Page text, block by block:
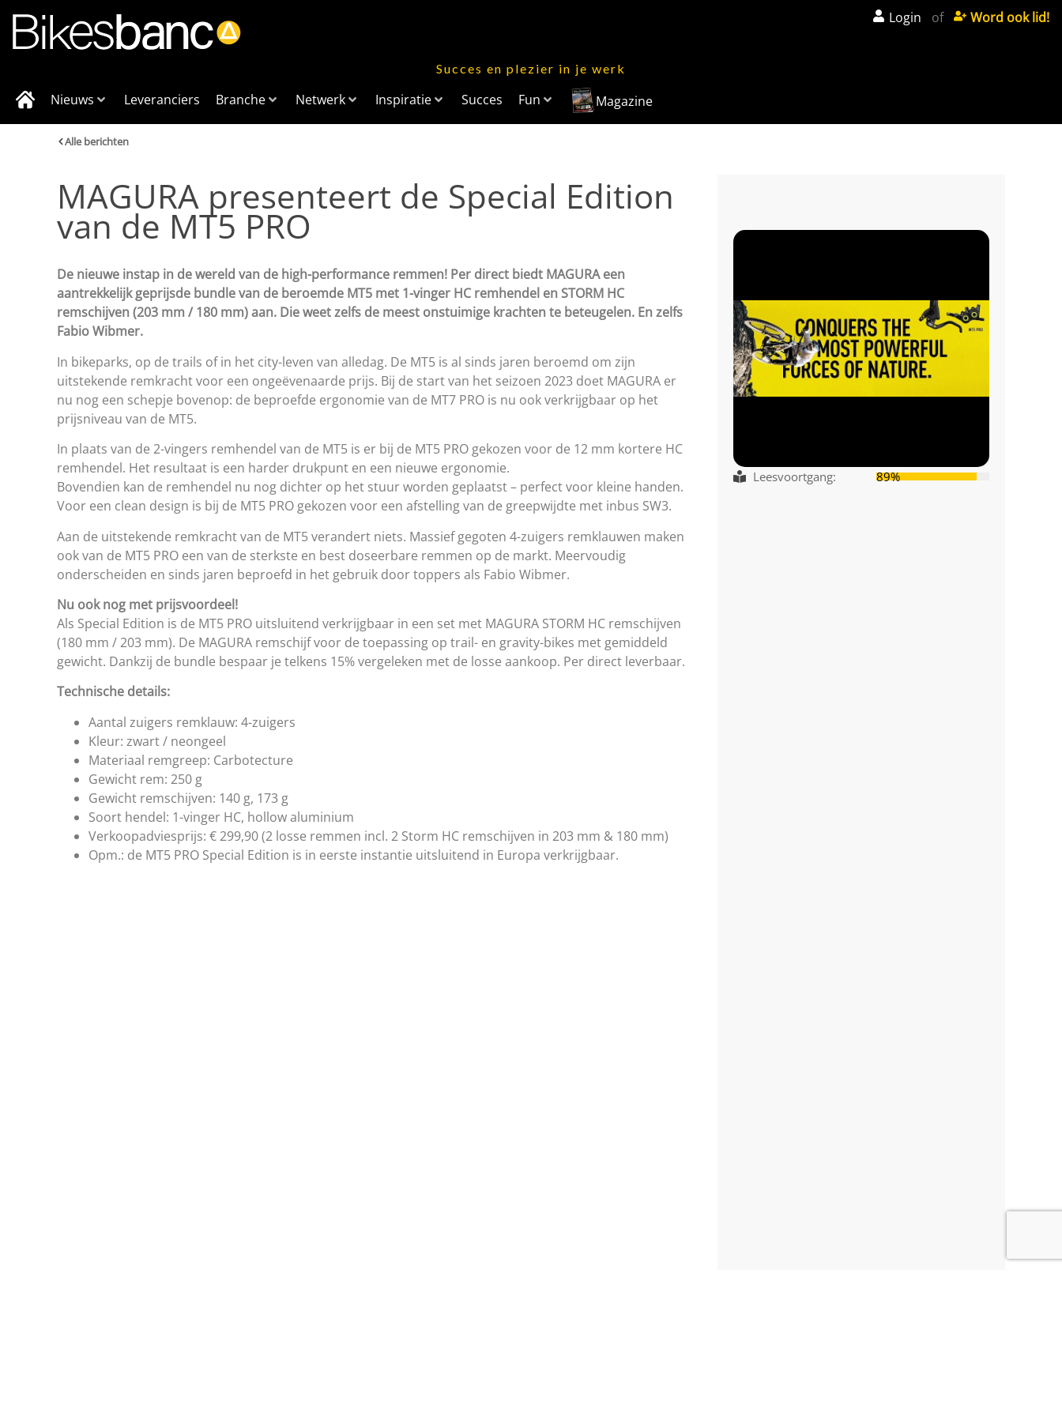
Login of Word ook lid!
Succes en plezier in je werk
Nieuws Leveranciers Branche Netwerk Inspiratie Succes Fun Magazine
Alle berichten
MAGURA presenteert de Special Edition
van de MT5 PRO
De nieuwe instap in de wereld van de high-performance remmen! Per direct biedt MAGURA een
aantrekkelijk geprijsde bundle van de beroemde MT5 met 1-vinger HC remhendel en STORM HC
remschijven (203 mm / 180 mm) aan. Die weet zelfs de meest onstuimige krachten te beteugelen. En zelfs
Fabio Wibmer.
In bikeparks, op de trails of in het city-leven van alledag. De MT5 is al sinds jaren beroemd om zijn
uitstekende remkracht voor een ongeëvenaarde prijs. Bij de start van het seizoen 2023 doet MAGURA er
nu nog een schepje bovenop: de beproefde ergonomie van de MT7 PRO is nu ook verkrijgbaar op het
prijsniveau van de MT5.
In plaats van de 2-vingers remhendel van de MT5 is er bij de MT5 PRO gekozen voor de 12 mm kortere HC
remhendel. Het resultaat is een harder drukpunt en een nieuwe ergonomie.
Bovendien kan de remhendel nu nog dichter op het stuur worden geplaatst – perfect voor kleine handen.
Voor een clean design is bij de MT5 PRO gekozen voor een afstelling van de greepwijdte met inbus SW3.
Aan de uitstekende remkracht van de MT5 verandert niets. Massief gegoten 4-zuigers remklauwen maken
ook van de MT5 PRO een van de sterkste en best doseerbare remmen op de markt. Meervoudig
onderscheiden en sinds jaren beproefd in het gebruik door toppers als Fabio Wibmer.
Nu ook nog met prijsvoordeel!
Als Special Edition is de MT5 PRO uitsluitend verkrijgbaar in een set met MAGURA STORM HC remschijven
(180 mm / 203 mm). De MAGURA remschijf voor de toepassing op trail- en gravity-bikes met gemiddeld
gewicht. Dankzij de bundle bespaar je telkens 15% vergeleken met de losse aankoop. Per direct leverbaar.
Technische details:
Aantal zuigers remklauw: 4-zuigers
Kleur: zwart / neongeel
Materiaal remgreep: Carbotecture
Gewicht rem: 250 g
Gewicht remschijven: 140 g, 173 g
Soort hendel: 1-vinger HC, hollow aluminium
Verkoopadviesprijs: € 299,90 (2 losse remmen incl. 2 Storm HC remschijven in 203 mm & 180 mm)
Opm.: de MT5 PRO Special Edition is in eerste instantie uitsluitend in Europa verkrijgbaar.
Leesvoortgang: 89%